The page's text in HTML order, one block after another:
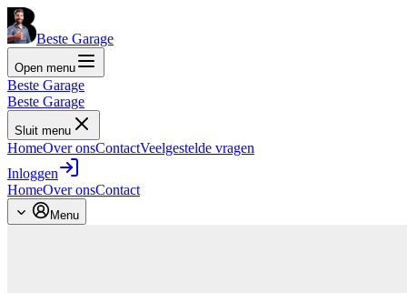
Beste Garage
Open menu
Beste Garage
Beste Garage
Sluit menu
HomeOver onsContactVeelgestelde vragen
Inloggen
HomeOver onsContact
Menu